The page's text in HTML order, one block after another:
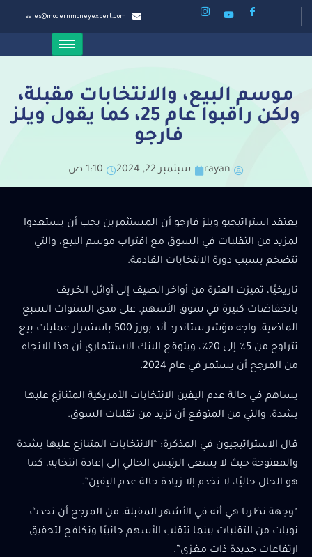
sales@modernmoneyexpert.com
موسم البيع، والانتخابات مقبلة،
ولكن راقبوا عام 25، كما يقول ويلز
فارجو
rayan سبتمبر 22, 2024 1:10 ص
يعتقد استراتيجيو ويلز فارجو أن المستثمرين يجب أن يستعدوا
لمزيد من التقلبات في السوق مع اقتراب موسم البيع، والتي
تتضخم بسبب دورة الانتخابات القادمة.
تاريخيًا، تميزت الفترة من أواخر الصيف إلى أوائل الخريف
بانخفاضات كبيرة في سوق الأسهم. على مدى السنوات السبع
الماضية، واجه مؤشر ستاندرد آند بورز 500 باستمرار عمليات بيع
تتراوح من 5٪ إلى 20٪، ويتوقع البنك الاستثماري أن هذا الاتجاه
من المرجح أن يستمر في عام 2024.
يساهم في حالة عدم اليقين الانتخابات الأمريكية المتنازع عليها
بشدة، والتي من المتوقع أن تزيد من تقلبات السوق.
قال الاستراتيجيون في المذكرة: “الانتخابات المتنازع عليها بشدة
والمفتوحة حيث لا يسعى الرئيس الحالي إلى إعادة انتخابه، كما
هو الحال حاليًا، لا تخدم إلا زيادة حالة عدم اليقين”.
“وجهة نظرنا هي أنه في الأشهر المقبلة، من المرجح أن تحدث
نوبات من التقلبات بينما تتقلب الأسهم جانبيًا وتكافح لتحقيق
ارتفاعات جديدة ذات مغزى”.